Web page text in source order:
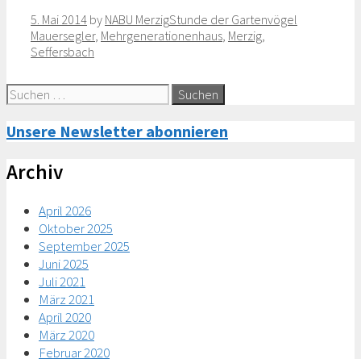
5. Mai 2014 by NABU MerzigCategories
Stunde der Gartenvögel
Mauersegler, Mehrgenerationenhaus, Merzig,
Seffersbach
Suche
nach:
Unsere Newsletter abonnieren
Archiv
April 2026
Oktober 2025
September 2025
Juni 2025
Juli 2021
März 2021
April 2020
März 2020
Februar 2020